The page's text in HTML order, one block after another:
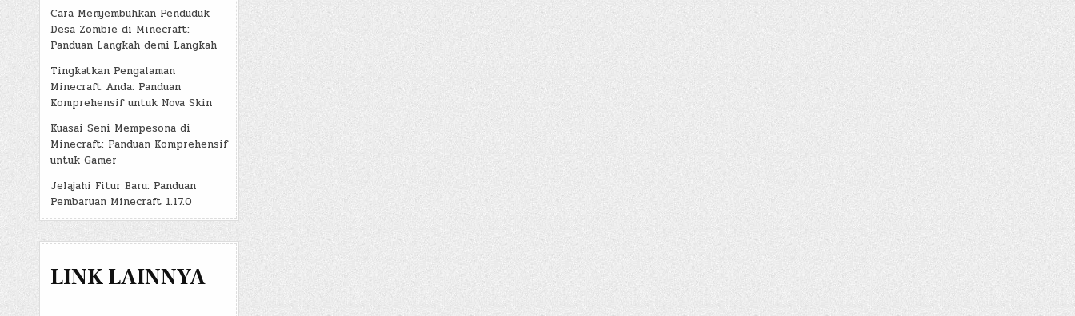
Cara Menyembuhkan Penduduk
Desa Zombie di Minecraft:
Panduan Langkah demi Langkah
Tingkatkan Pengalaman
Minecraft Anda: Panduan
Komprehensif untuk Nova Skin
Kuasai Seni Mempesona di
Minecraft: Panduan Komprehensif
untuk Gamer
Jelajahi Fitur Baru: Panduan
Pembaruan Minecraft 1.17.0
LINK LAINNYA